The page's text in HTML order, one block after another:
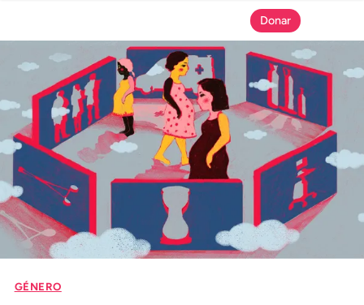
SECCIONES
Inicio
Noticias
Especiales
Nosotros
Donar
GÉNERO